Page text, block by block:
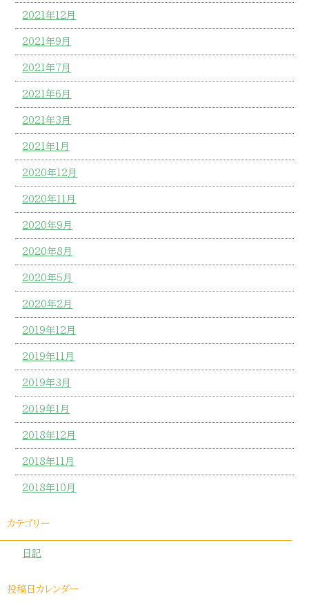
2021年12月
2021年9月
2021年7月
2021年6月
2021年3月
2021年1月
2020年12月
2020年11月
2020年9月
2020年8月
2020年5月
2020年2月
2019年12月
2019年11月
2019年3月
2019年1月
2018年12月
2018年11月
2018年10月
カテゴリー
日記
投稿日カレンダー